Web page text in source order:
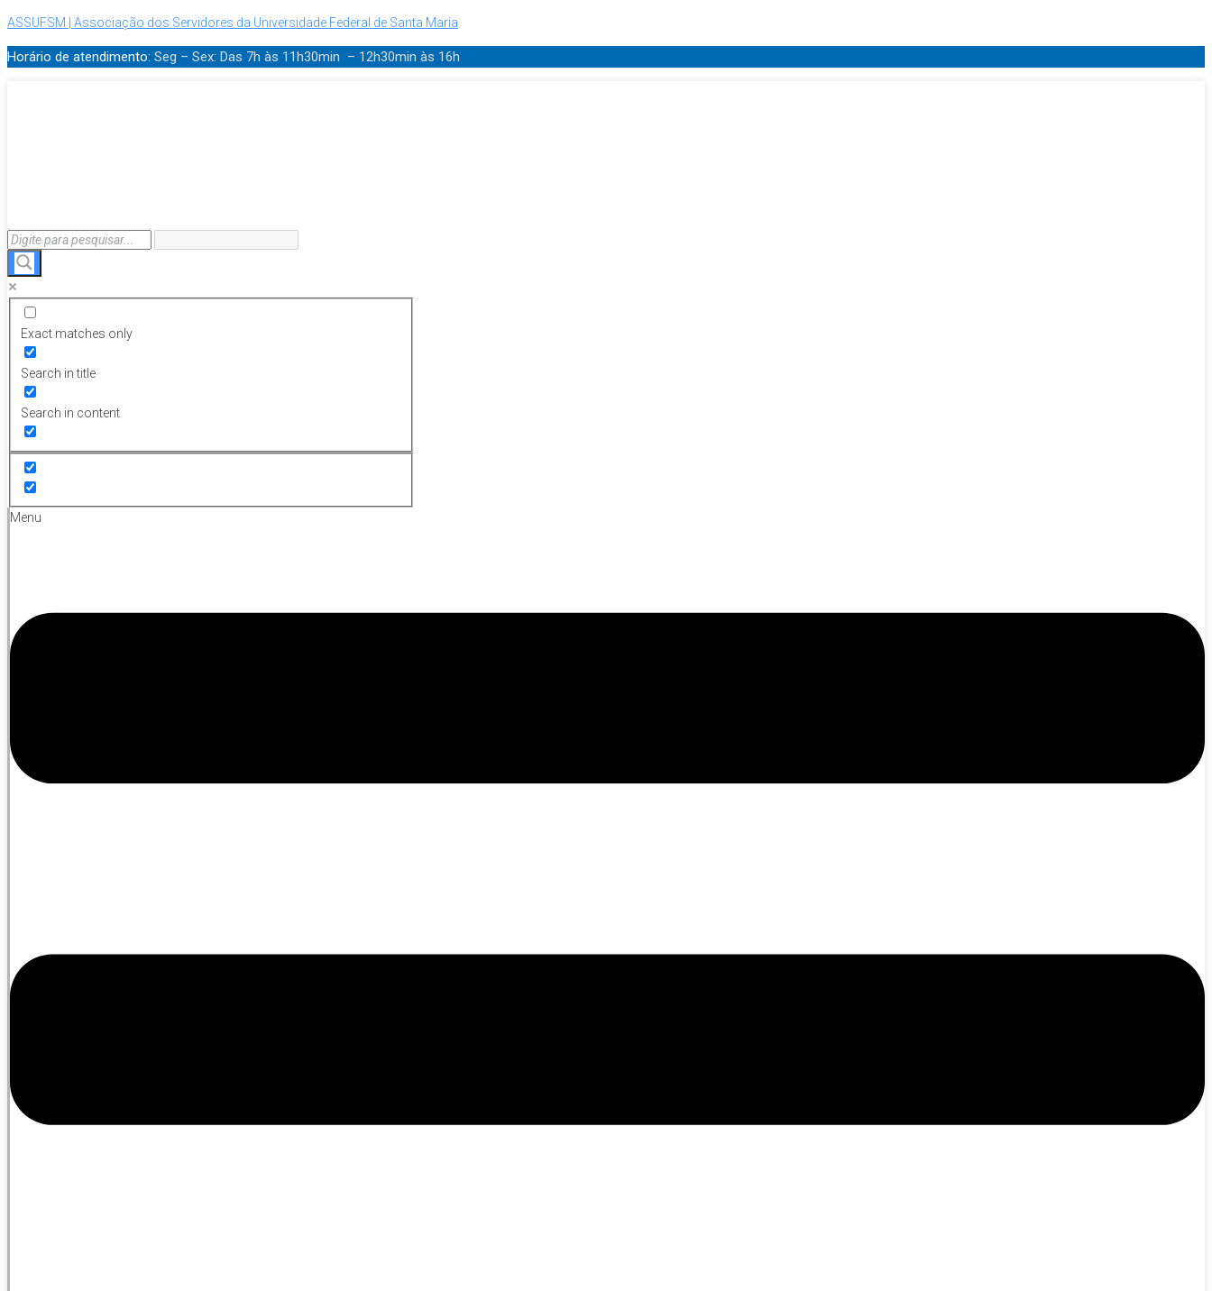
ASSUFSM | Associação dos Servidores da Universidade Federal de Santa Maria
Horário de atendimento: Seg – Sex: Das 7h às 11h30min – 12h30min às 16h
Exact matches only
Search in title
Search in content
Menu